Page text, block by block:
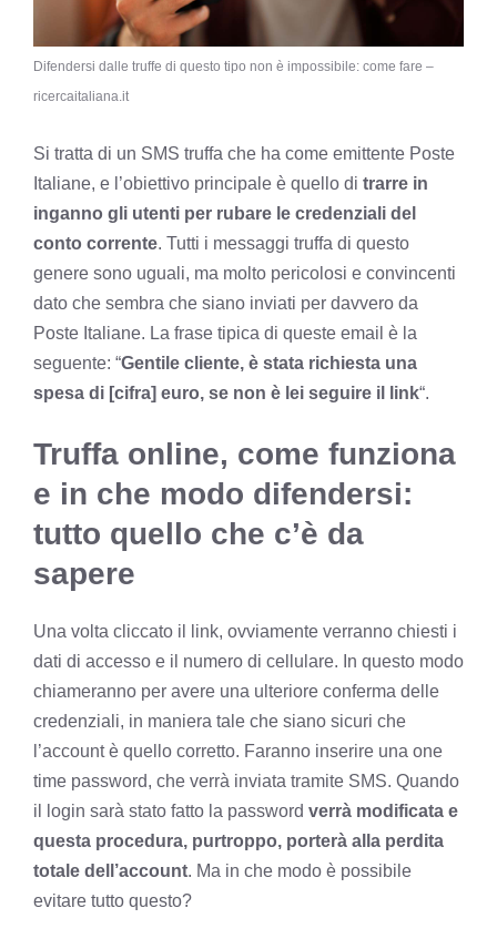
Difendersi dalle truffe di questo tipo non è impossibile: come fare –
ricercaitaliana.it
Si tratta di un SMS truffa che ha come emittente Poste
Italiane, e l’obiettivo principale è quello di trarre in
inganno gli utenti per rubare le credenziali del
conto corrente. Tutti i messaggi truffa di questo
genere sono uguali, ma molto pericolosi e convincenti
dato che sembra che siano inviati per davvero da
Poste Italiane. La frase tipica di queste email è la
seguente: “Gentile cliente, è stata richiesta una
spesa di [cifra] euro, se non è lei seguire il link“.
Truffa online, come funziona
e in che modo difendersi:
tutto quello che c’è da
sapere
Una volta cliccato il link, ovviamente verranno chiesti i
dati di accesso e il numero di cellulare. In questo modo
chiameranno per avere una ulteriore conferma delle
credenziali, in maniera tale che siano sicuri che
l’account è quello corretto. Faranno inserire una one
time password, che verrà inviata tramite SMS. Quando
il login sarà stato fatto la password verrà modificata e
questa procedura, purtroppo, porterà alla perdita
totale dell’account. Ma in che modo è possibile
evitare tutto questo?